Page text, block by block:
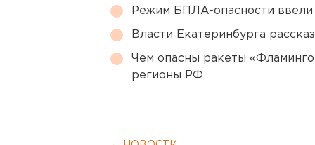
Режим БПЛА-опасности
Власти Екатеринбурга
Чем опасны ракеты
регионы РФ